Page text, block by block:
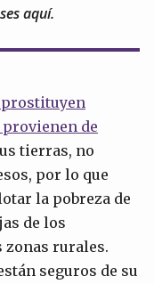
aquí.
prostituyen
de
tierras, no
por lo que
la pobreza de
de los
zonas rurales.
seguros de su